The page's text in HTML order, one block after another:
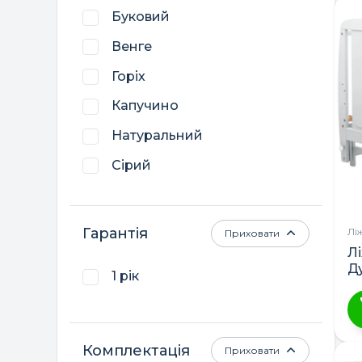
ТМ DeSon
Трія
Україна
Буковий
Венге
Горіх
Капучино
Натуральний
Сірий
Гарантія
1 рік
Приховати
Комплектація Приховати